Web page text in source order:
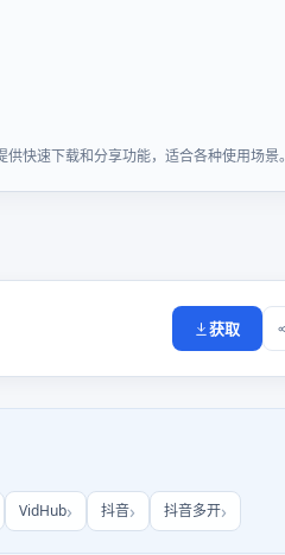
快速下载和分享功能，适合各种使用场景。
获取
VidHub 抖音 抖音多开